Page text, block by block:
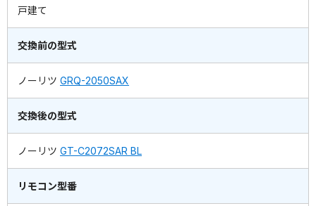
戸建て
交換前の型式
ノーリツ GRQ-2050SAX
交換後の型式
ノーリツ GT-C2072SAR BL
リモコン型番